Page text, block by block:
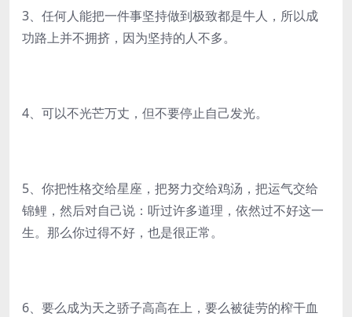
3、任何人能把一件事坚持做到极致都是牛人，所以成
功路上并不拥挤，因为坚持的人不多。
4、可以不光芒万丈，但不要停止自己发光。
5、你把性格交给星座，把努力交给鸡汤，把运气交给
锦鲤，然后对自己说：听过许多道理，依然过不好这一
生。那么你过得不好，也是很正常。
6、要么成为天之骄子高高在上，要么被徒劳的榨干血